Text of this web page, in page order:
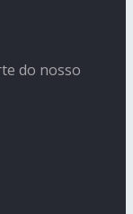
do nosso